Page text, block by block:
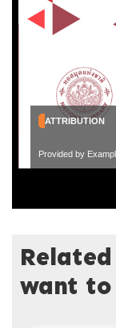
ATTRIBUTION
Provided by
want to